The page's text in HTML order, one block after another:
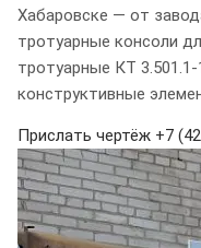
Хабаровске — от
тротуарные консоли
тротуарные КТ
конструктивные
Прислать чертёж +7